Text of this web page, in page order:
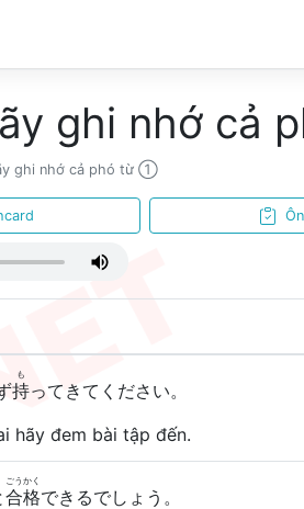
ghi nhớ
ghi nhớ cả phó từ ①
持
も
ってきてください。
hãy đem bài tập đến.
合格
ごうかく
できるでしょう。